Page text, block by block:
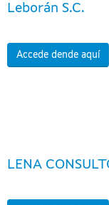
Leborán S.C.
Accede dende aquí
LENA